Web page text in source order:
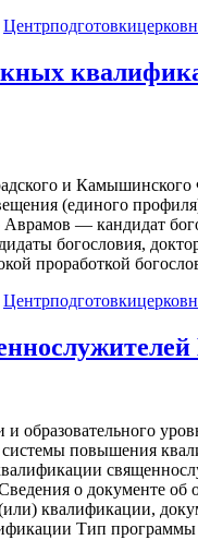
и
(единого
— кандидат
богословия,
проработкой
повышения
о
квалификации,
Тип